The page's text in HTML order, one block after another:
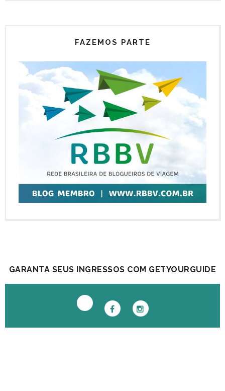
FAZEMOS PARTE
GARANTA SEUS INGRESSOS COM GETYOURGUIDE